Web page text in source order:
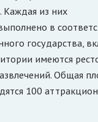
Каждая из них
в
государства,
имеются
Общая
100